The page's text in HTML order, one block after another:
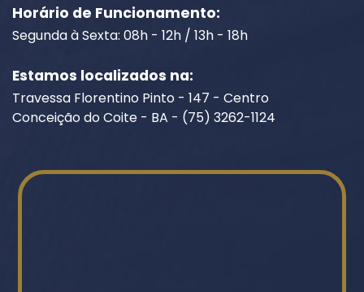
Horário de Funcionamento:
Segunda à Sexta: 08h - 12h / 13h - 18h
Estamos localizados na:
Travessa Florentino Pinto - 147 - Centro
Conceição do Coite - BA - (75) 3262-1124